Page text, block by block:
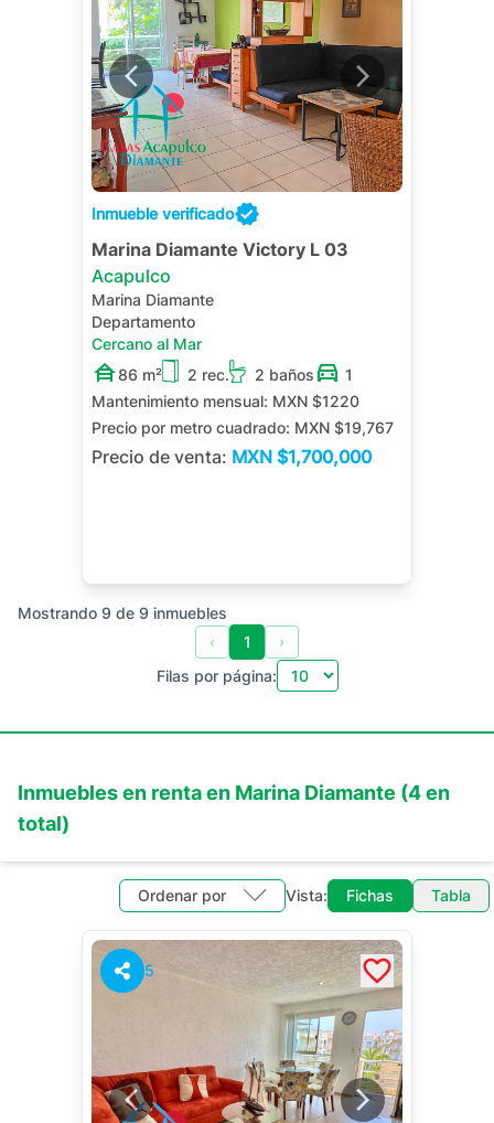
Inmueble verificado
Marina Diamante Victory L 03
Acapulco
Marina Diamante
Departamento
Cercano al Mar
86 m²
2 rec. 2 baños
1
Mantenimiento mensual: MXN $1220
Precio por metro cuadrado: MXN $19,767
Precio de venta: MXN $1,700,000
Mostrando 9 de 9 inmuebles
‹
1
›
Filas por página:
Inmuebles en rentaen Marina Diamante (4en
total)
Ordenar por Vista: Fichas Tabla
5